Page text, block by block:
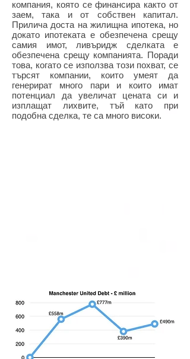
компания, която се финансира както от
заем, така и от собствен капитал.
Прилича доста на жилищна ипотека, но
докато ипотеката е обезпечена срещу
самия имот, ливъридж сделката е
обезпечена срещу компанията. Поради
това, когато се използва този похват, се
търсят компании, които умеят да
генерират много пари и които имат
потенциал да увеличат цената си и
изплащат лихвите, тъй като при
подобна сделка, те са много високи.